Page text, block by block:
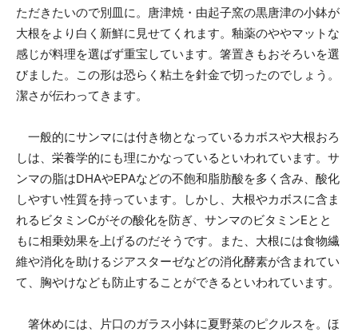
ただきたいので別皿に。唐津焼・由起子窯の黒唐津の小鉢が
大根をより白く新鮮に見せてくれます。釉薬のややマットな
感じが料理を選ばず重宝しています。箸置きもおそろいを選
びました。この形は恐らく粘土を針金で切ったのでしょう。
潔さが伝わってきます。
一般的にサンマには付き物となっているカボスや大根おろ
しは、栄養学的にも理にかなっているといわれています。サ
ンマの脂はDHAやEPAなどの不飽和脂肪酸を多く含み、酸化
しやすい性質を持っています。しかし、大根やカボスに含ま
れるビタミンCがその酸化を防ぎ、サンマのビタミンEとと
もに相乗効果を上げるのだそうです。また、大根には食物繊
維や消化を助けるジアスターゼなどの消化酵素が含まれてい
て、胸やけなども防止することができるといわれています。
箸休めには、片口のガラス小鉢に夏野菜のピクルスを。ほ